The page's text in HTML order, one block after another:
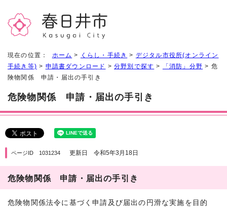
現在の位置： ホーム > くらし・手続き > デジタル市役所(オンライン
手続き等) > 申請書ダウンロード >分野別で探す > 「消防」分野 > 危
険物関係 申請・届出の手引き
危険物関係 申請・届出の手引き
ページID 1031234 更新日 令和5年3月18日
危険物関係 申請・届出の手引き
危険物関係法令に基づく申請及び届出の円滑な実施を目的